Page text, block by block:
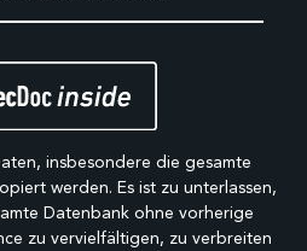
insbesondere die gesamte
werden. Es ist zu unterlassen,
Datenbank ohne vorherige
zu vervielfältigen, zu verbreiten